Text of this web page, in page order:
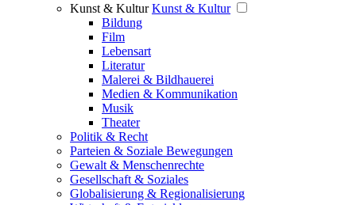
Kunst & Kultur Kunst & Kultur
Bildung
Film
Lebensart
Literatur
Malerei & Bildhauerei
Medien & Kommunikation
Musik
Theater
Politik & Recht
Parteien & Soziale Bewegungen
Gewalt & Menschenrechte
Gesellschaft & Soziales
Globalisierung & Regionalisierung